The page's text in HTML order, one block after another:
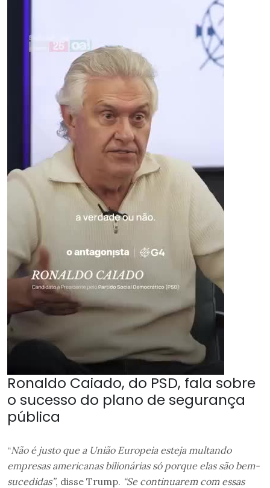
Ronaldo Caiado, do PSD, fala sobre
o sucesso do plano de segurança
pública
“Não é justo que a União Europeia esteja multando
empresas americanas bilionárias só porque elas são bem-
sucedidas”, disse Trump. “Se continuarem com essas